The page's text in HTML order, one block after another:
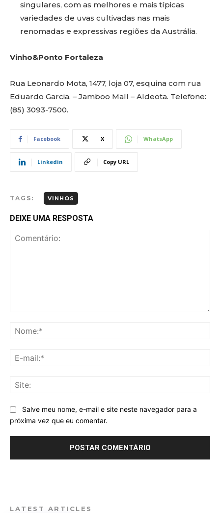
singulares, com as melhores e mais típicas
variedades de uvas cultivadas nas mais
renomadas e expressivas regiões da Austrália.
Vinho&Ponto Fortaleza
Rua Leonardo Mota, 1477, loja 07, esquina com rua
Eduardo Garcia. – Jamboo Mall – Aldeota. Telefone:
(85) 3093-7500.
Facebook X WhatsApp
Linkedin Copy URL
TAGS: VINHOS
DEIXE UMA RESPOSTA
Salve meu nome, e-mail e site neste navegador para a
próxima vez que eu comentar.
LATEST ARTICLES